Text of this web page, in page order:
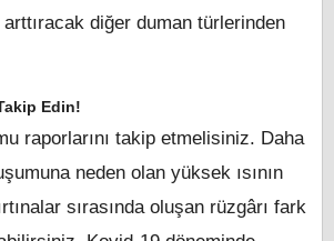
arttıracak diğer duman türlerinden
Edin!
raporlarını takip etmelisiniz. Daha
neden olan yüksek ısının
sırasında oluşan rüzgârı fark